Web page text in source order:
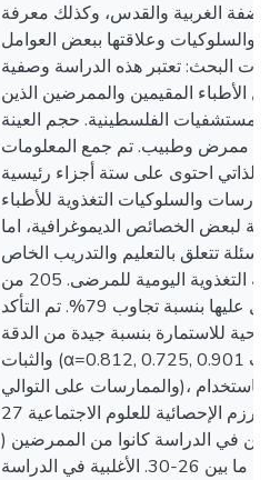
الغربية والقدس، وكذلك معرفة
والسلوكيات وعلاقتها ببعض العوامل
البحث: تعتبر هذه الدراسة وصفية
الأطباء المقيمين والممرضين الذين
الفلسطينية. حجم العينة
المشاركة 258 ممرض وطبيب. تم جمع المعلومات
الذاتي احتوى على ستة أجزاء رئيسية
والسلوكيات التغذوية للأطباء
لبعض الخصائص الديموغرافية، اما
تتعلق بالتعليم والتدريب الخاص
بالتغذية بالإضافة للعناية التغذوية اليومية للمرضى. 205 من
الاستبيانات تم الحصول عليها بنسبة تجاوب 79%. تم التأكد
للاستمارة بنسبة جيدة من الدقة
والثبات (α=0.812, 0.725, 0.901 للمعرفة والسلوكيات
والممارسات على التوالي)، وتم التحليل الإحصائي باستخدام
برنامج الرزم الإحصائية للعلوم الاجتماعية 27 SPSS. النتائج:
في الدراسة كانوا من الممرضين (
76.1%) بأعمار تتراوح ما بين 26-30. الأغلبية في الدراسة